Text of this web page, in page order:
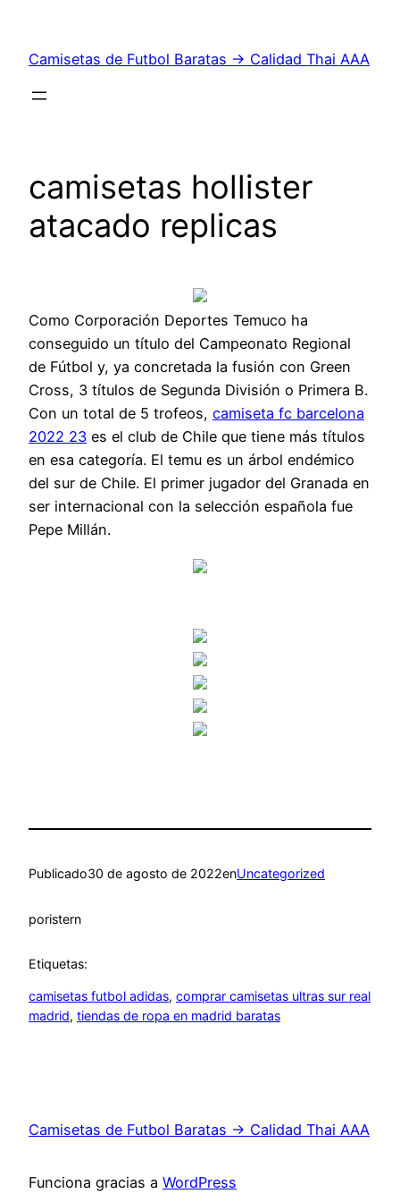
contenido
Camisetas de Futbol Baratas → Calidad Thai AAA
camisetas hollister
atacado replicas
Como Corporación Deportes Temuco ha
conseguido un título del Campeonato Regional
de Fútbol y, ya concretada la fusión con Green
Cross, 3 títulos de Segunda División o Primera B.
Con un total de 5 trofeos, camiseta fc barcelona
2022 23 es el club de Chile que tiene más títulos
en esa categoría. El temu es un árbol endémico
del sur de Chile. El primer jugador del Granada en
ser internacional con la selección española fue
Pepe Millán.
Publicado30 de agosto de 2022enUncategorized
poristern
Etiquetas:
camisetas futbol adidas, comprar camisetas ultras sur real
madrid, tiendas de ropa en madrid baratas
Camisetas de Futbol Baratas → Calidad Thai AAA
Funciona gracias a WordPress